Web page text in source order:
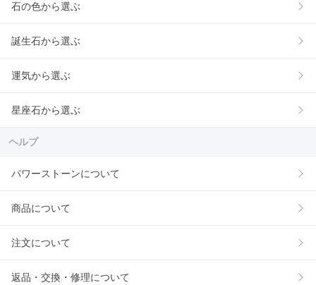
石の色から選ぶ
誕生石から選ぶ
運気から選ぶ
星座石から選ぶ
ヘルプ
パワーストーンについて
商品について
注文について
返品・交換・修理について